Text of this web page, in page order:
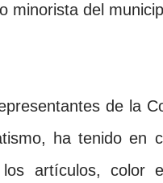
minorista del
de la
ha tenido en
los artículos, color